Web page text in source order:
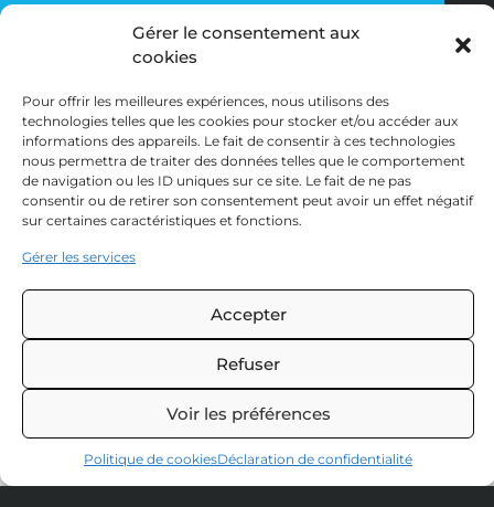
Gérer le consentement aux
cookies
Pour offrir les meilleures expériences, nous utilisons des
technologies telles que les cookies pour stocker et/ou accéder aux
informations des appareils. Le fait de consentir à ces technologies
nous permettra de traiter des données telles que le comportement
de navigation ou les ID uniques sur ce site. Le fait de ne pas
consentir ou de retirer son consentement peut avoir un effet négatif
sur certaines caractéristiques et fonctions.
Gérer les services
Accepter
Refuser
Voir les préférences
Politique de cookiesDéclaration de confidentialité
Prochain rendez-vous : mi-septembre pour
l’epreuve de Mayenne !
Source
+33298298241
Mentions
légales
Politique de
Lundi : 9h – 12h
Mardi au
Vendredi :
8h30 – 12h et
Samedi au
Dimanche :
Garage Guillerm
RETRAIT